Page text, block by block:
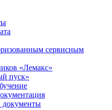
сервисным
«Лемакс»
пуск»